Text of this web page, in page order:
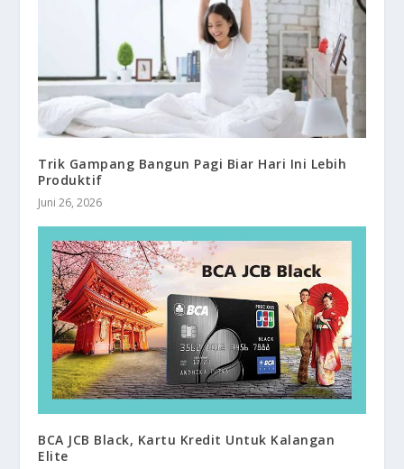
Trik Gampang Bangun Pagi Biar Hari Ini Lebih
Produktif
Juni 26, 2026
BCA JCB Black, Kartu Kredit Untuk Kalangan
Elite